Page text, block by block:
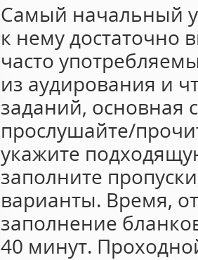
Самый начальный
к нему достаточно
часто
из аудирования и
заданий, основная
прослушайте/
укажите
заполните
варианты. Время,
заполнение
40 минут.